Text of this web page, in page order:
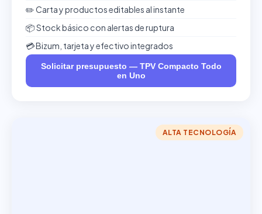
✏️ Carta y productos editables al instante
📦 Stock básico con alertas de ruptura
💳 Bizum, tarjeta y efectivo integrados
Solicitar presupuesto — TPV Compacto Todo
en Uno
ALTA TECNOLOGÍA